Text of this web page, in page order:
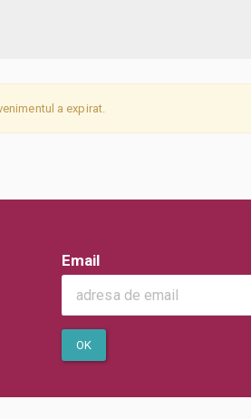
a expirat.
Email
OK